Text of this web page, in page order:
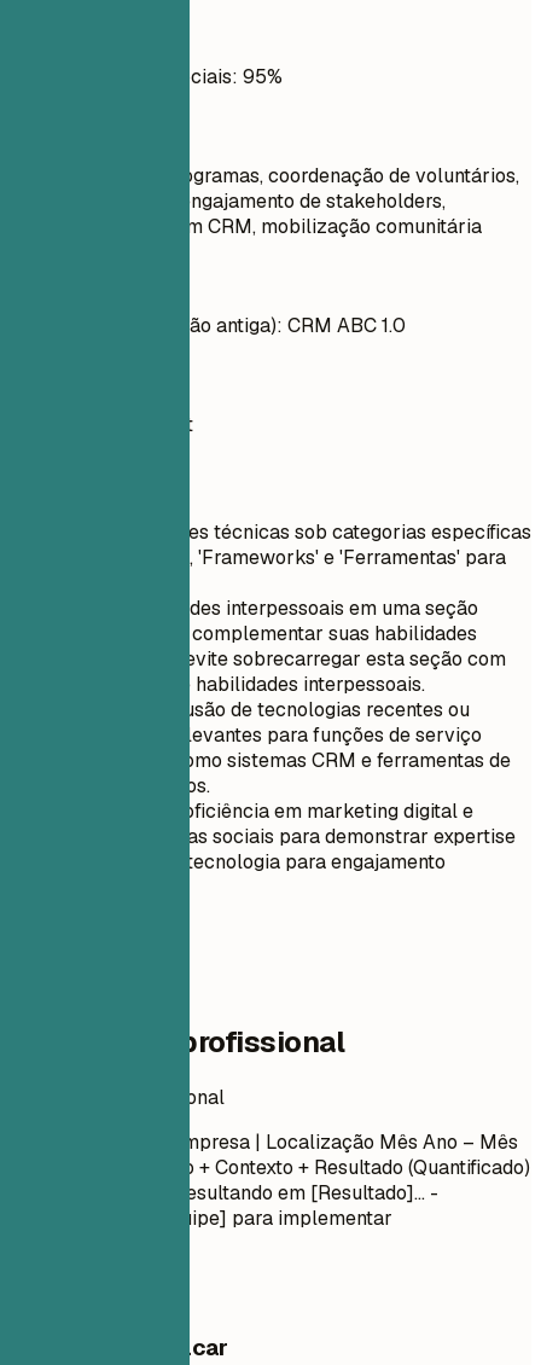
Gestão de Mídias Sociais: 95%
planejamento de programas, coordenação de voluntários,
redação de editais, engajamento de stakeholders,
acompanhamento em CRM, mobilização comunitária
Sistemas CRM (versão antiga): CRM ABC 1.0
Salesforce, HubSpot
Liste habilidades técnicas sob categorias específicas
como 'Idiomas', 'Frameworks' e 'Ferramentas' para
Inclua habilidades interpessoais em uma seção
separada para complementar suas habilidades
técnicas, mas evite sobrecarregar esta seção com
muitos itens de habilidades interpessoais.
Priorize a inclusão de tecnologias recentes ou
emergentes relevantes para funções de serviço
comunitário, como sistemas CRM e ferramentas de
análise de dados.
Destaque a proficiência em marketing digital e
gestão de mídias sociais para demonstrar expertise
em alavancar tecnologia para engajamento
Experiência profissional
Experiência profissional
| Nome da Empresa | Localização Mês Ano – Mês
- Verbo de Ação + Contexto + Resultado (Quantificado)
- Liderou [Projeto] resultando em [Resultado]... -
Colaborou com [Equipe] para implementar
O que vale destacar